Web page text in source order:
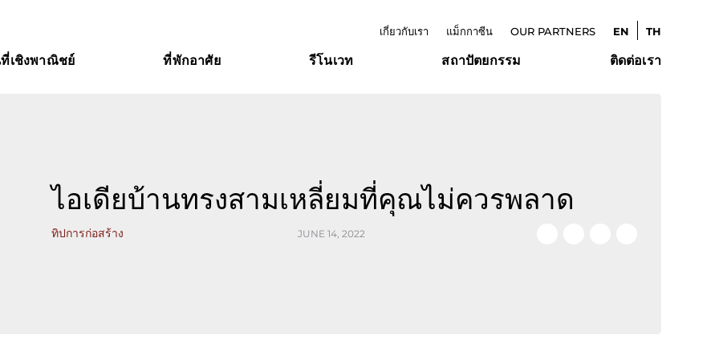
เกี่ยวกับเรา แม็กกาซีน OUR PARTNERS EN TH
เชิงพาณิชย์ ที่พักอาศัย รีโนเวท สถาปัตยกรรม ติดต่อเรา
ไอเดียบ้านทรงสามเหลี่ยมที่คุณไม่ควรพลาด
ทิปการก่อสร้าง JUNE 14, 2022